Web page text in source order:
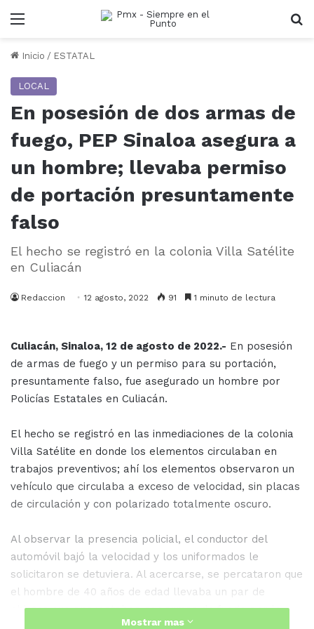
Menu
Inicio / ESTATAL
LOCAL
En posesión de dos armas de
fuego, PEP Sinaloa asegura a
un hombre; llevaba permiso
de portación presuntamente
falso
El hecho se registró en la colonia Villa Satélite
en Culiacán
Redaccion 12 agosto, 2022 91 1 minuto de lectura
Culiacán, Sinaloa, 12 de agosto de 2022.- En posesión
de armas de fuego y un permiso para su portación,
presuntamente falso, fue asegurado un hombre por
Policías Estatales en Culiacán.
El hecho se registró en las inmediaciones de la colonia
Villa Satélite en donde los elementos circulaban en
trabajos preventivos; ahí los elementos observaron un
vehículo que circulaba a exceso de velocidad, sin placas
de circulación y con polarizado totalmente oscuro.
Al observar la presencia policial, el conductor del
automóvil bajó la velocidad y los uniformados le
solicitaron se detuviera. Al acercarse, se percataron que
el hombre de 40 años de edad llevaba un par de
objetos que aparentaban ser armas de fuego por lo
Mostrar mas